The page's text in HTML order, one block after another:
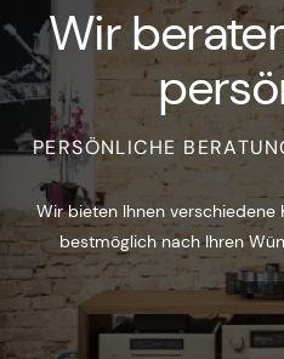
Wir
PERSÖNLICHE
Wir bieten Ihnen verschiedene
bestmöglich nach Ihren